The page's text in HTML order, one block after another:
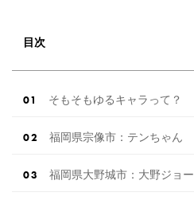
目次
そもそもゆるキャラって？
福岡県宗像市：テンちゃん
福岡県大野城市：大野ジョー